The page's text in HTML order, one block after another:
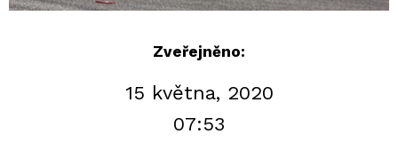
Zveřejněno:
15 května, 2020
07:53